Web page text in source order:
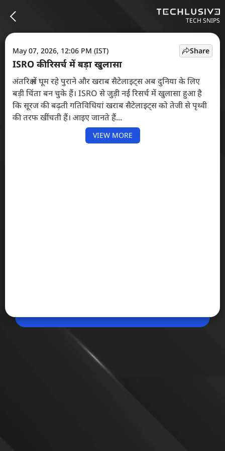
TECH SNIPS
May 07, 2026, 12:06 PM (IST)
ISRO की रिसर्च में बड़ा खुलासा
अंतरिक्ष में घूम रहे पुराने और खराब सैटेलाइट्स अब दुनिया के लिए
बड़ी चिंता बन चुके हैं। ISRO से जुड़ी नई रिसर्च में खुलासा हुआ है
कि सूरज की बढ़ती गतिविधियां खराब सैटेलाइट्स को तेजी से पृथ्वी
की तरफ खींचती हैं। आइए जानते हैं...
VIEW MORE
Share
May 07, 2026, 10:12 AM (IST)
Laptop नहीं हो रहा ऑन, अपनाएं ये हैक्स
कई बार Laptop हैवी यूसेज के कारण ऑन नहीं होता है। इससे
काफी परेशानी होती है। कुछ तरीके हैं, जिससे इस समस्या को ठीक
Share